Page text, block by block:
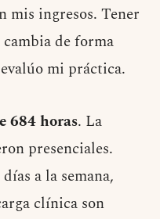
mis ingresos. Tener
de forma
mi práctica.
684 horas. La
presenciales.
a la semana,
clínica son